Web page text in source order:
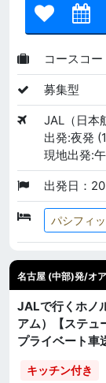
コースコ
募集型
JAL（日本
出発:夜発
現地出発:
出発日：
パシフィ
名古屋 (中部)発/オ
JALで行くホノ
アム）【ステュ
プライベート車
キッチン付き